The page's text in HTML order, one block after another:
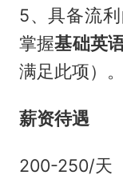
5、具备流
掌握基础英
满足此项）。
薪资待遇
200-250/天